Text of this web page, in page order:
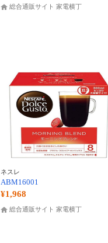
総合通販サイト 家電横丁
ネスレ
ABM16001
¥1,968
総合通販サイト 家電横丁